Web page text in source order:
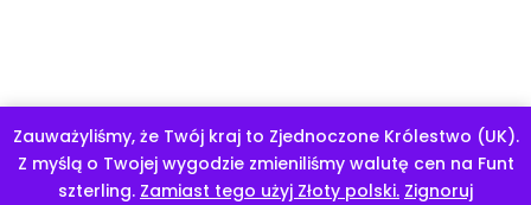
Program mentoringowy "Odchudzanie dziecka z głową".
Odrzuć
Zauważyliśmy, że Twój kraj to Zjednoczone Królestwo (UK).
Z myślą o Twojej wygodzie zmieniliśmy walutę cen na Funt
szterling. Zamiast tego użyj Złoty polski. Zignoruj